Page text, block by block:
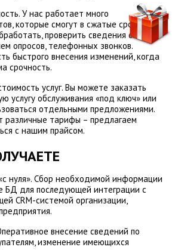
У нас работает много
которые смогут в сжатые сроки
проверить сведения с
опросов, телефонных звонков.
быстрого внесения изменений, когда
срочность.
услуг. Вы можете заказать
услугу обслуживания «под ключ» или
отдельными предложениями.
различные тарифы – предлагаем
с нашим прайсом.
нуля». Сбор необходимой информации
БД для последующей интеграции с
CRM-системой организации,
внесение сведений по
изменение имеющихся